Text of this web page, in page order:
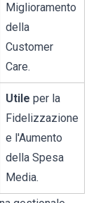
Miglioramento
della
Customer
Care.
Utile per la
Fidelizzazione
e l'Aumento
della Spesa
Media.